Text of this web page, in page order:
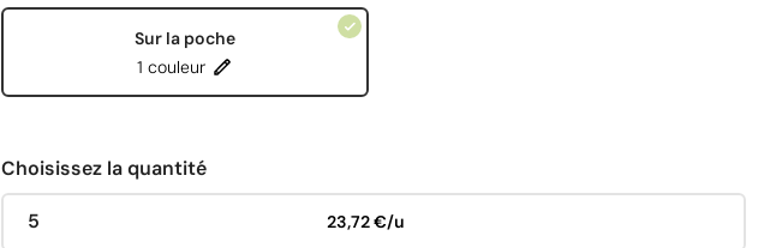
Sur la poche
1 couleur
Choisissez la quantité
5 23,72 €/u